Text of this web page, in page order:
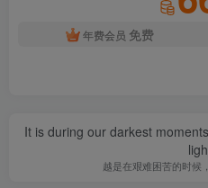
年费会员 免费
It is during our darkest
越是在艰难困苦的时候